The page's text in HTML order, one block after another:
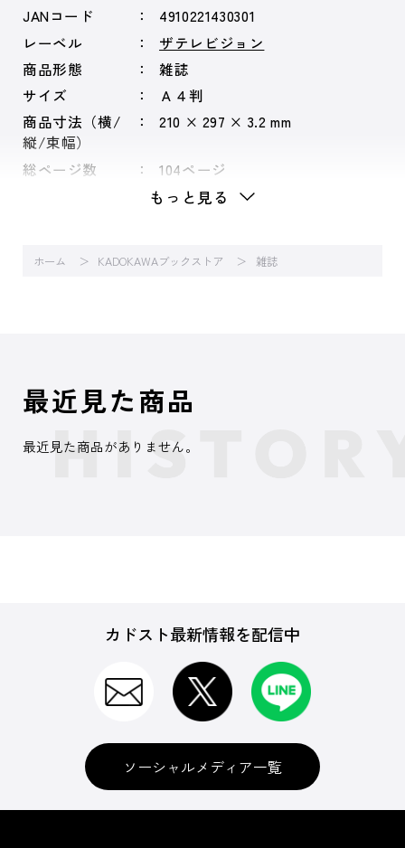
JANコード
4910221430301
レーベル
ザテレビジョン
商品形態
雑誌
サイズ
Ａ４判
商品寸法（横/
縦/束幅）
210 × 297 × 3.2 mm
総ページ数 104ページ
もっと見る
ホーム KADOKAWAブックストア 雑誌
最近見た商品
最近見た商品がありません。
カドスト最新情報を配信中
ソーシャルメディア一覧